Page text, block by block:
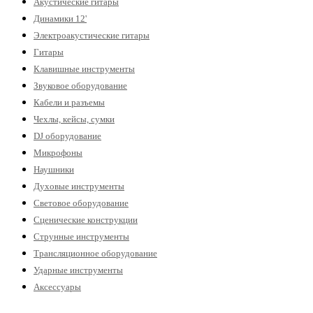
Динамики 12'
Электроакустические гитары
Гитары
Клавишные инструменты
Звуковое оборудование
Кабели и разъемы
Чехлы, кейсы, сумки
DJ оборудование
Микрофоны
Наушники
Духовые инструменты
Световое оборудование
Сценические конструкции
Струнные инструменты
Трансляционное оборудование
Ударные инструменты
Аксессуары